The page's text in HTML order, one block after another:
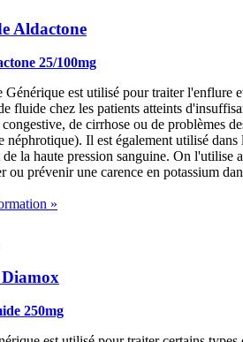
Aldactone
25/100mg
Générique est utilisé pour traiter l'enflure
fluide chez les patients atteints
de cirrhose ou de problèmes
néphrotique). Il est également utilisé dans
la haute pression sanguine. On l'utilise
ou prévenir une carence en potassium
»
250mg